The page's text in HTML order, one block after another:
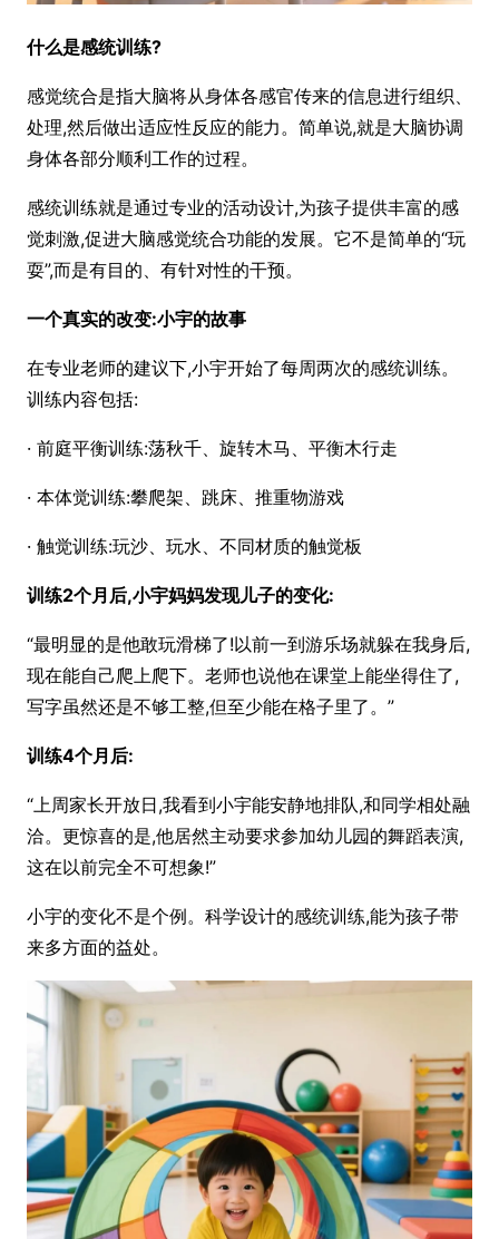
什么是感统训练?
感觉统合是指大脑将从身体各感官传来的信息进行组织、
处理,然后做出适应性反应的能力。简单说,就是大脑协调
身体各部分顺利工作的过程。
感统训练就是通过专业的活动设计,为孩子提供丰富的感
觉刺激,促进大脑感觉统合功能的发展。它不是简单的“玩
耍”,而是有目的、有针对性的干预。
一个真实的改变:小宇的故事
在专业老师的建议下,小宇开始了每周两次的感统训练。
训练内容包括:
· 前庭平衡训练:荡秋千、旋转木马、平衡木行走
· 本体觉训练:攀爬架、跳床、推重物游戏
· 触觉训练:玩沙、玩水、不同材质的触觉板
训练2个月后,小宇妈妈发现儿子的变化:
“最明显的是他敢玩滑梯了!以前一到游乐场就躲在我身后,
现在能自己爬上爬下。老师也说他在课堂上能坐得住了,
写字虽然还是不够工整,但至少能在格子里了。”
训练4个月后:
“上周家长开放日,我看到小宇能安静地排队,和同学相处融
洽。更惊喜的是,他居然主动要求参加幼儿园的舞蹈表演,
这在以前完全不可想象!”
小宇的变化不是个例。科学设计的感统训练,能为孩子带
来多方面的益处。